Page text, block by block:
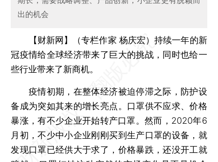
出的机会
【财新网】（专栏作家 杨庆宏）持续一年的新
冠疫情给全球经济带来了巨大的挑战，同时也给一
些行业带来了新商机。
疫情初期，在整体经济被迫停滞之际，防护设
备成为突如其来的增长亮点。口罩供不应求、价格
暴涨，有不少企业开始转产口罩。然而，2020年6
月初，不少中小企业刚刚买到生产口罩的设备，就
发现口罩已经供大于求了，价格暴跌，还没开工就